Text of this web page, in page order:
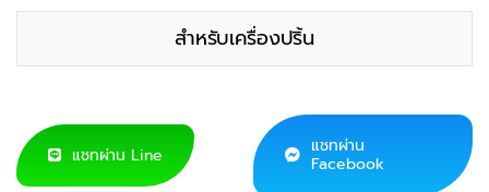
สำหรับเครื่องปริ้น
แชทผ่าน Line
แชทผ่าน
Facebook